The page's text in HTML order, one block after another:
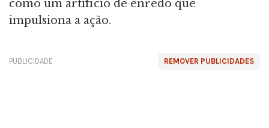
como um artifício de enredo que
impulsiona a ação.
REMOVER PUBLICIDADES
PUBLICIDADE